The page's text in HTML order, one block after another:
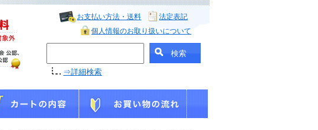
お支払い方法・送料
法定表記
個人情報のお取り扱いについて
⇒詳細検索